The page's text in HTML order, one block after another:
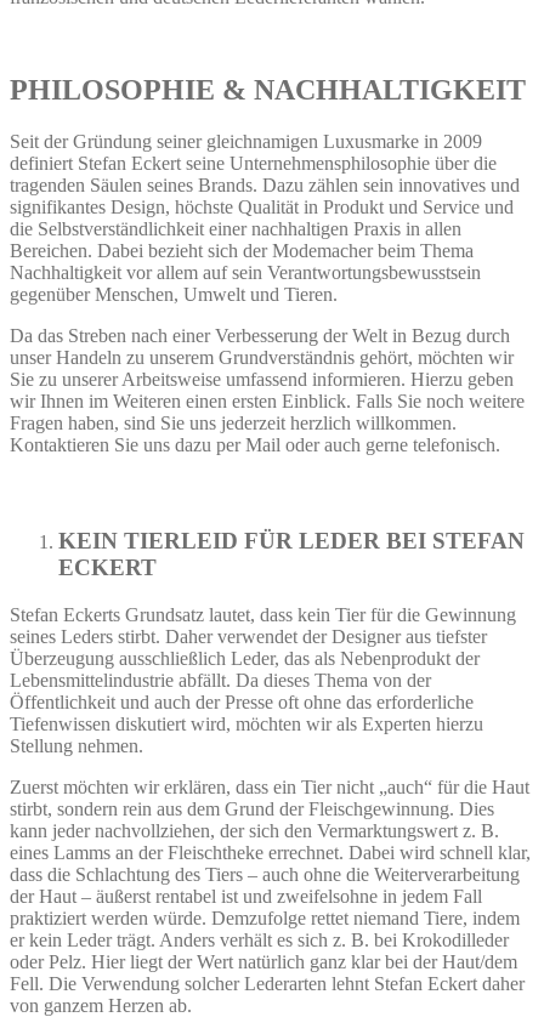
PHILOSOPHIE & NACHHALTIGKEIT
Seit der Gründung seiner gleichnamigen Luxusmarke in 2009
definiert Stefan Eckert seine Unternehmensphilosophie über die
tragenden Säulen seines Brands. Dazu zählen sein innovatives und
signifikantes Design, höchste Qualität in Produkt und Service und
die Selbstverständlichkeit einer nachhaltigen Praxis in allen
Bereichen. Dabei bezieht sich der Modemacher beim Thema
Nachhaltigkeit vor allem auf sein Verantwortungsbewusstsein
gegenüber Menschen, Umwelt und Tieren.
Da das Streben nach einer Verbesserung der Welt in Bezug durch
unser Handeln zu unserem Grundverständnis gehört, möchten wir
Sie zu unserer Arbeitsweise umfassend informieren. Hierzu geben
wir Ihnen im Weiteren einen ersten Einblick. Falls Sie noch weitere
Fragen haben, sind Sie uns jederzeit herzlich willkommen.
Kontaktieren Sie uns dazu per Mail oder auch gerne telefonisch.
KEIN TIERLEID FÜR LEDER BEI STEFAN
ECKERT
Stefan Eckerts Grundsatz lautet, dass kein Tier für die Gewinnung
seines Leders stirbt. Daher verwendet der Designer aus tiefster
Überzeugung ausschließlich Leder, das als Nebenprodukt der
Lebensmittelindustrie abfällt. Da dieses Thema von der
Öffentlichkeit und auch der Presse oft ohne das erforderliche
Tiefenwissen diskutiert wird, möchten wir als Experten hierzu
Stellung nehmen.
Zuerst möchten wir erklären, dass ein Tier nicht „auch“ für die Haut
stirbt, sondern rein aus dem Grund der Fleischgewinnung. Dies
kann jeder nachvollziehen, der sich den Vermarktungswert z. B.
eines Lamms an der Fleischtheke errechnet. Dabei wird schnell klar,
dass die Schlachtung des Tiers – auch ohne die Weiterverarbeitung
der Haut – äußerst rentabel ist und zweifelsohne in jedem Fall
praktiziert werden würde. Demzufolge rettet niemand Tiere, indem
er kein Leder trägt. Anders verhält es sich z. B. bei Krokodilleder
oder Pelz. Hier liegt der Wert natürlich ganz klar bei der Haut/dem
Fell. Die Verwendung solcher Lederarten lehnt Stefan Eckert daher
von ganzem Herzen ab.